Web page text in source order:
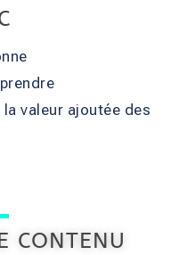
valeur ajoutée des
CONTENU